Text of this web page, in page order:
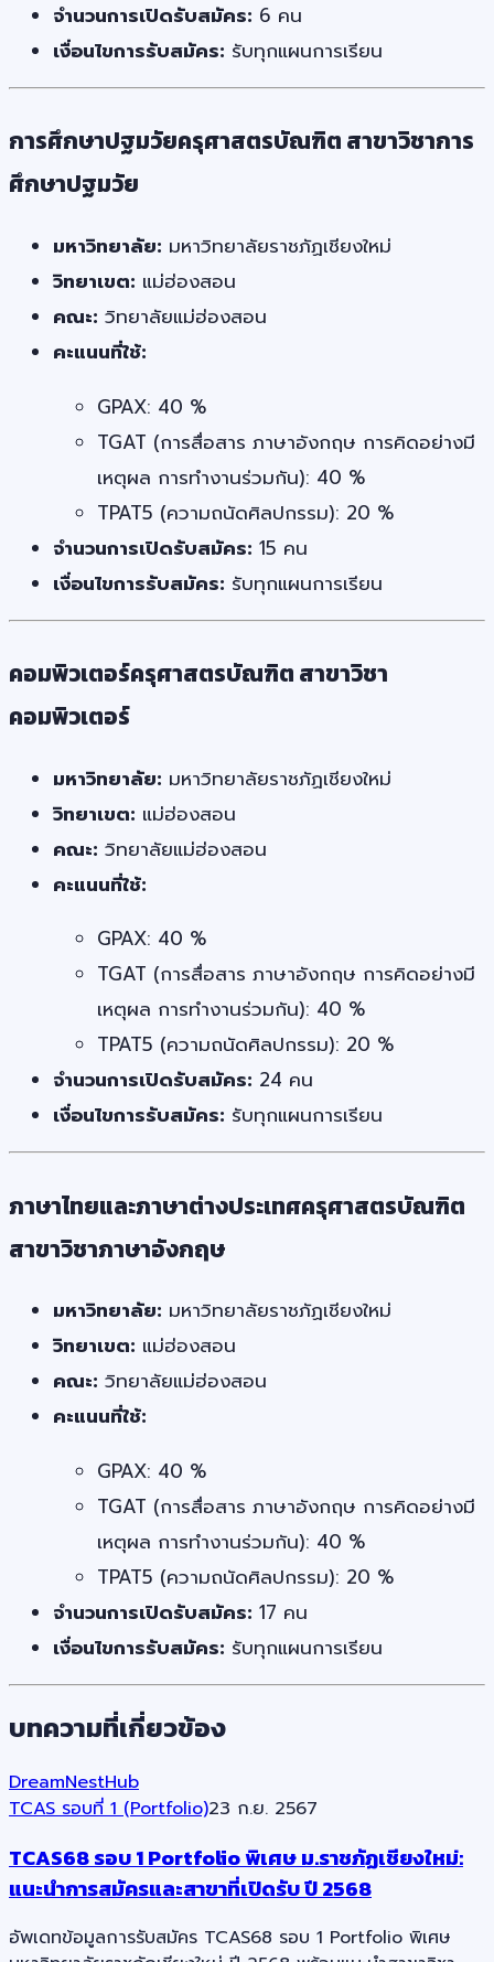
จำนวนการเปิดรับสมัคร: 6 คน
เงื่อนไขการรับสมัคร: รับทุกแผนการเรียน
การศึกษาปฐมวัยครุศาสตรบัณฑิต สาขาวิชาการ
ศึกษาปฐมวัย
มหาวิทยาลัย: มหาวิทยาลัยราชภัฏเชียงใหม่
วิทยาเขต: แม่ฮ่องสอน
คณะ: วิทยาลัยแม่ฮ่องสอน
คะแนนที่ใช้:
GPAX: 40 %
TGAT (การสื่อสาร ภาษาอังกฤษ การคิดอย่างมี
เหตุผล การทำงานร่วมกัน): 40 %
TPAT5 (ความถนัดศิลปกรรม): 20 %
จำนวนการเปิดรับสมัคร: 15 คน
เงื่อนไขการรับสมัคร: รับทุกแผนการเรียน
คอมพิวเตอร์ครุศาสตรบัณฑิต สาขาวิชา
คอมพิวเตอร์
มหาวิทยาลัย: มหาวิทยาลัยราชภัฏเชียงใหม่
วิทยาเขต: แม่ฮ่องสอน
คณะ: วิทยาลัยแม่ฮ่องสอน
คะแนนที่ใช้:
GPAX: 40 %
TGAT (การสื่อสาร ภาษาอังกฤษ การคิดอย่างมี
เหตุผล การทำงานร่วมกัน): 40 %
TPAT5 (ความถนัดศิลปกรรม): 20 %
จำนวนการเปิดรับสมัคร: 24 คน
เงื่อนไขการรับสมัคร: รับทุกแผนการเรียน
ภาษาไทยและภาษาต่างประเทศครุศาสตรบัณฑิต
สาขาวิชาภาษาอังกฤษ
มหาวิทยาลัย: มหาวิทยาลัยราชภัฏเชียงใหม่
วิทยาเขต: แม่ฮ่องสอน
คณะ: วิทยาลัยแม่ฮ่องสอน
คะแนนที่ใช้:
GPAX: 40 %
TGAT (การสื่อสาร ภาษาอังกฤษ การคิดอย่างมี
เหตุผล การทำงานร่วมกัน): 40 %
TPAT5 (ความถนัดศิลปกรรม): 20 %
จำนวนการเปิดรับสมัคร: 17 คน
เงื่อนไขการรับสมัคร: รับทุกแผนการเรียน
บทความที่เกี่ยวข้อง
DreamNestHub
TCAS รอบที่ 1 (Portfolio)23 ก.ย. 2567
TCAS68 รอบ 1 Portfolio พิเศษ ม.ราชภัฏเชียงใหม่:
แนะนำการสมัครและสาขาที่เปิดรับ ปี 2568
อัพเดทข้อมูลการรับสมัคร TCAS68 รอบ 1 Portfolio พิเศษ